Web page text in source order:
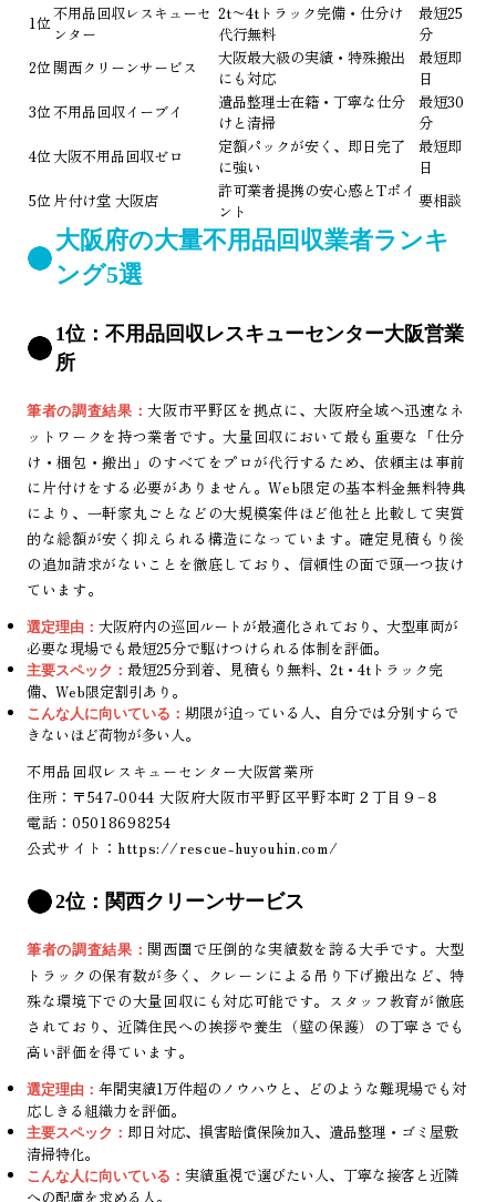
1位不用品回収レスキューセ
ンター
2t〜4tトラック完備・仕分け
代行無料
最短25
分
2位 関西クリーンサービス
大阪最大級の実績・特殊搬出
にも対応
最短即
日
3位不用品回収イーブイ
遺品整理士在籍・丁寧な仕分
けと清掃
最短30
分
4位大阪不用品回収ゼロ
定額パックが安く、即日完了
に強い
最短即
日
5位 片付け堂 大阪店
許可業者提携の安心感とTポイ
ント
要相談
大阪府の大量不用品回収業者ランキ
ング5選
1位：不用品回収レスキューセンター大阪営業
所
筆者の調査結果：大阪市平野区を拠点に、大阪府全域へ迅速なネ
ットワークを持つ業者です。大量回収において最も重要な「仕分
け・梱包・搬出」のすべてをプロが代行するため、依頼主は事前
に片付けをする必要がありません。Web限定の基本料金無料特典
により、一軒家丸ごとなどの大規模案件ほど他社と比較して実質
的な総額が安く抑えられる構造になっています。確定見積もり後
の追加請求がないことを徹底しており、信頼性の面で頭一つ抜け
ています。
選定理由： 大阪府内の巡回ルートが最適化されており、大型車両が
必要な現場でも最短25分で駆けつけられる体制を評価。
主要スペック： 最短25分到着、見積もり無料、2t・4tトラック完
備、Web限定割引あり。
こんな人に向いている： 期限が迫っている人、自分では分別すらで
きないほど荷物が多い人。
不用品回収レスキューセンター大阪営業所
住所：〒547-0044 大阪府大阪市平野区平野本町２丁目９−８
電話：05018698254
公式サイト： https://rescue-huyouhin.com/
2位：関西クリーンサービス
筆者の調査結果： 関西圏で圧倒的な実績数を誇る大手です。大型
トラックの保有数が多く、クレーンによる吊り下げ搬出など、特
殊な環境下での大量回収にも対応可能です。スタッフ教育が徹底
されており、近隣住民への挨拶や養生（壁の保護）の丁寧さでも
高い評価を得ています。
選定理由： 年間実績1万件超のノウハウと、どのような難現場でも対
応しきる組織力を評価。
主要スペック： 即日対応、損害賠償保険加入、遺品整理・ゴミ屋敷
清掃特化。
こんな人に向いている： 実績重視で選びたい人、丁寧な接客と近隣
への配慮を求める人。